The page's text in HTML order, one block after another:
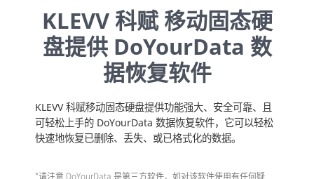
KLEVV 科赋 移动固态硬
盘提供 DoYourData 数
据恢复软件
KLEVV 科赋移动固态硬盘提供功能强大、安全可靠、且
可轻松上手的 DoYourData 数据恢复软件，它可以轻松
快速地恢复已删除、丢失、或已格式化的数据。
*请注意 DoYourData 是第三方软件，如对该软件使用有任何疑